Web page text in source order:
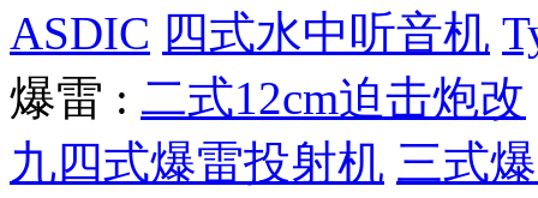
ASDIC 四式水中听音机
爆雷 : 二式12cm迫击炮改
九四式爆雷投射机 三式